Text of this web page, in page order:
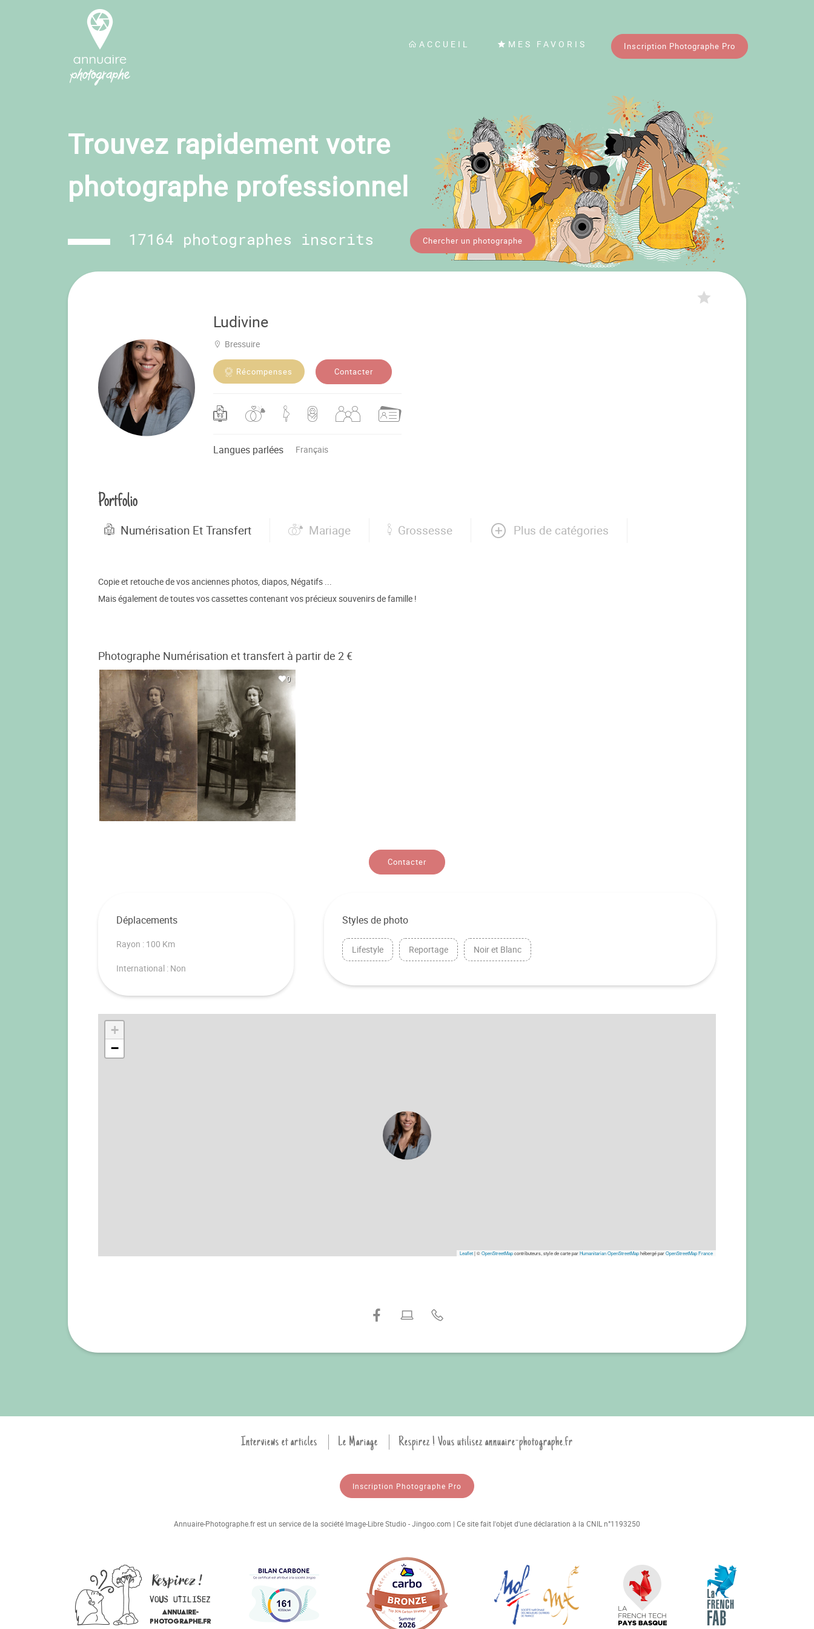
ACCUEIL MES FAVORIS Inscription Photographe Pro
Trouvez rapidement votre
photographe professionnel
17164 photographes inscrits Chercher un photographe
Ludivine
Bressuire
Récompenses Contacter
Langues parlées Français
Portfolio
Numérisation Et Transfert Mariage Grossesse Plus de catégories
Copie et retouche de vos anciennes photos, diapos, Négatifs ...
Mais également de toutes vos cassettes contenant vos précieux souvenirs de famille !
Photographe Numérisation et transfert à partir de 2 €
0
Contacter
Déplacements
Rayon : 100 Km
International : Non
Styles de photo
Lifestyle Reportage Noir et Blanc
+
−
Leaflet|©OpenStreetMapcontributeurs, style de carte parHumanitarian OpenStreetMaphébergé parOpenStreetMap France
Interviews et articles Le Mariage Respirez ! Vous utilisez annuaire-photographe.fr
Inscription Photographe Pro
Annuaire-Photographe.fr est un service de la société Image-Libre Studio - Jingoo.com | Ce site fait l'objet d'une déclaration à la CNIL n°1193250